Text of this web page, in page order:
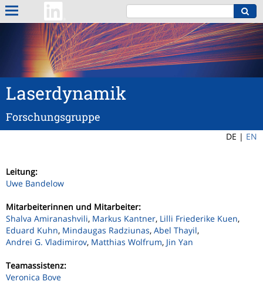
Laserdynamik
Forschungsgruppe
DE | EN
Leitung:
Uwe Bandelow
Mitarbeiterinnen und Mitarbeiter:
Shalva Amiranashvili, Markus Kantner, Lilli Friederike Kuen,
Eduard Kuhn, Mindaugas Radziunas, Abel Thayil,
Andrei G. Vladimirov, Matthias Wolfrum, Jin Yan
Teamassistenz:
Veronica Bove